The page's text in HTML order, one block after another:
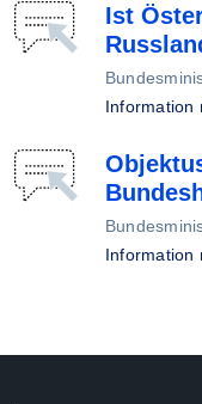
Ist
Information
Information